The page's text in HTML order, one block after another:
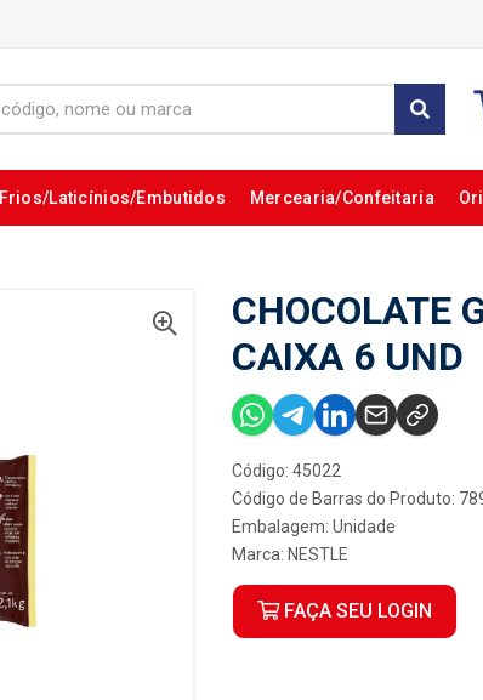
Frios/Laticínios/Embutidos Mercearia/Confeitaria
CHOCOLATE
CAIXA 6 UND
Código: 45022
Código de Barras do Produto:
Embalagem: Unidade
Marca: NESTLE
FAÇA SEU LOGIN